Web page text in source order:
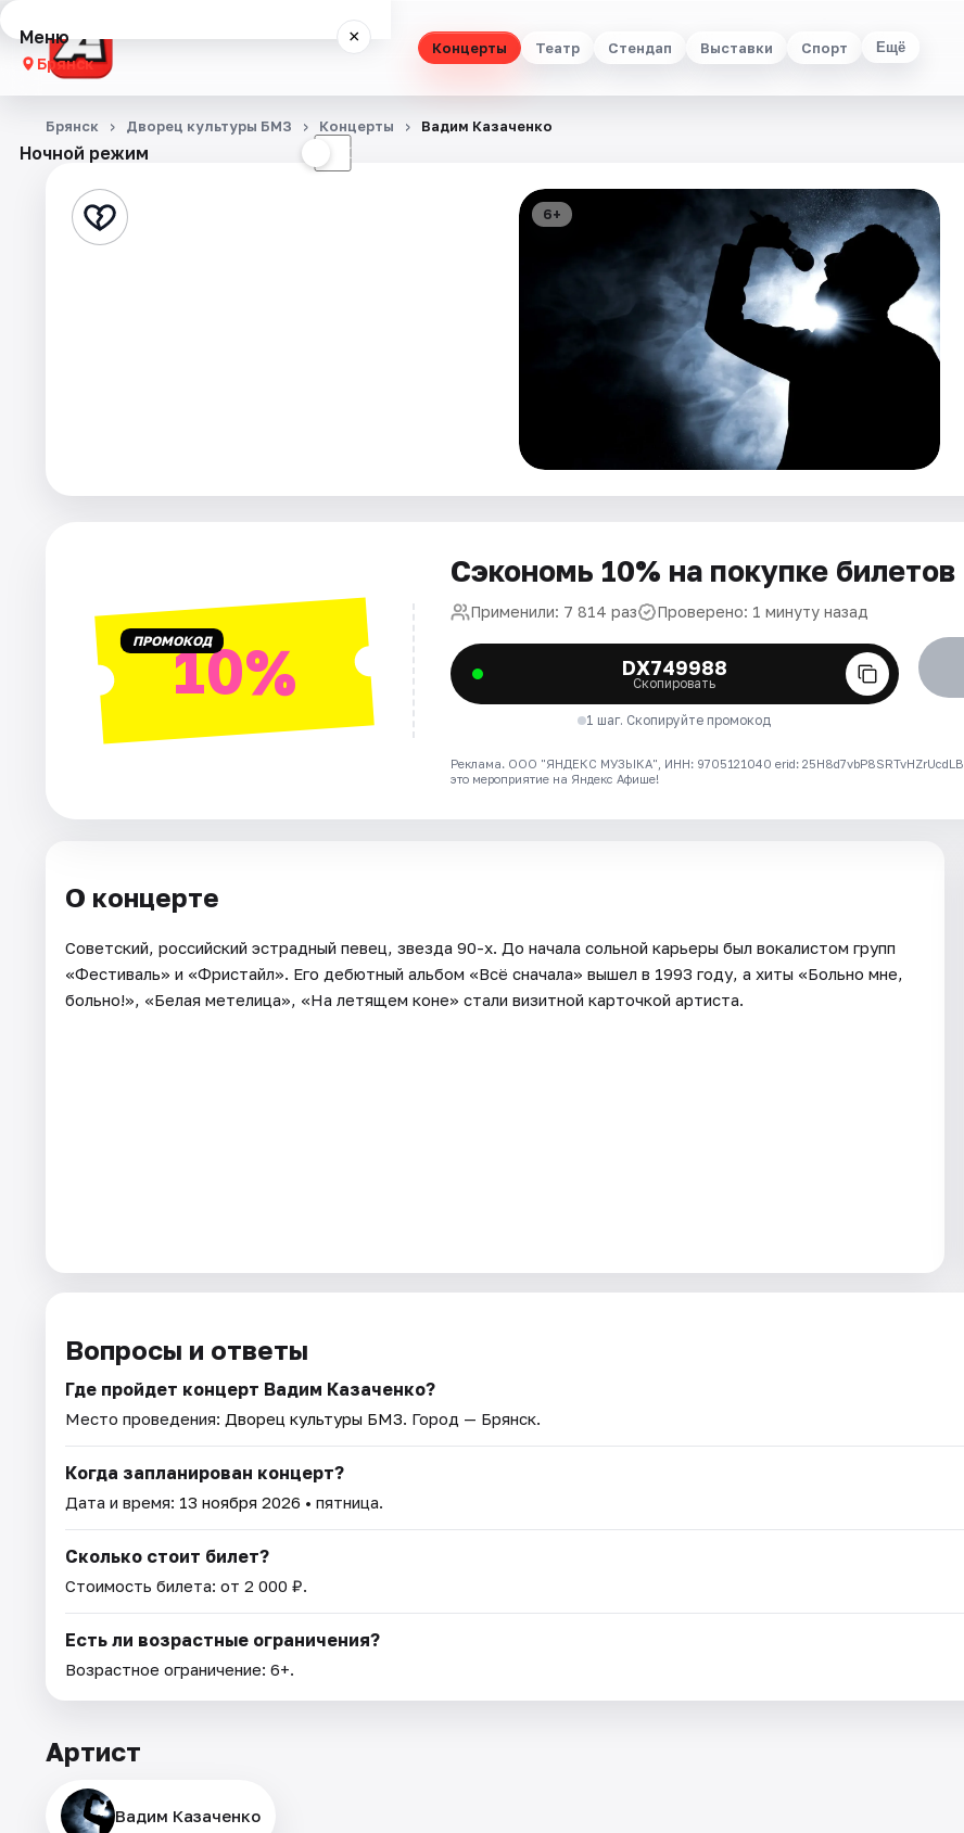
Концерты Театр Стендап Выставки Спорт Ещё
Меню ×
Брянск
Концерты
Стендап
Площадки
Ночной режим ☾
Брянск Дворец культуры БМЗ Концерты Вадим Казаченко
6+
ПРОМОКОД10%
Сэкономь 10% на покупке билетов
Применили: 7 814 раз Проверено: 1 минуту назад
DX749988
Скопировать
1 шаг. Скопируйте промокод
Реклама. ООО "ЯНДЕКС МУЗЫКА", ИНН: 9705121040 erid: 25H8d7vbP8SRTvHZrUcdLB
это мероприятие на Яндекс Афише!
О концерте
Советский, российский эстрадный певец, звезда 90-х. До начала сольной карьеры был вокалистом групп
«Фестиваль» и «Фристайл». Его дебютный альбом «Всё сначала» вышел в 1993 году, а хиты «Больно мне,
больно!», «Белая метелица», «На летящем коне» стали визитной карточкой артиста.
Вопросы и ответы
Где пройдет концерт Вадим Казаченко?
Место проведения: Дворец культуры БМЗ. Город — Брянск.
Когда запланирован концерт?
Дата и время: 13 ноября 2026 • пятница.
Сколько стоит билет?
Стоимость билета: от 2 000 ₽.
Есть ли возрастные ограничения?
Возрастное ограничение: 6+.
Артист
Вадим Казаченко